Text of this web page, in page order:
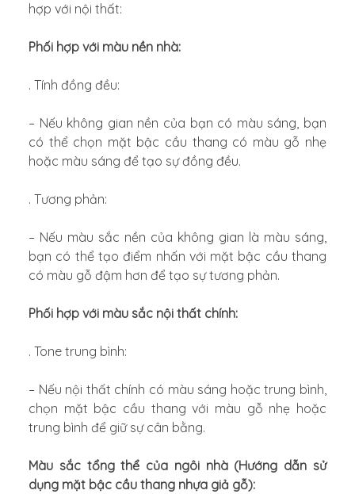
hợp với nội thất:
Phối hợp với màu nền nhà:
. Tính đồng đều:
– Nếu không gian nền của bạn có màu sáng, bạn
có thể chọn mặt bậc cầu thang có màu gỗ nhẹ
hoặc màu sáng để tạo sự đồng đều.
. Tương phản:
– Nếu màu sắc nền của không gian là màu sáng,
bạn có thể tạo điểm nhấn với mặt bậc cầu thang
có màu gỗ đậm hơn để tạo sự tương phản.
Phối hợp với màu sắc nội thất chính:
. Tone trung bình:
– Nếu nội thất chính có màu sáng hoặc trung bình,
chọn mặt bậc cầu thang với màu gỗ nhẹ hoặc
trung bình để giữ sự cân bằng.
Màu sắc tổng thể của ngôi nhà (Hướng dẫn sử
dụng mặt bậc cầu thang nhựa giả gỗ):